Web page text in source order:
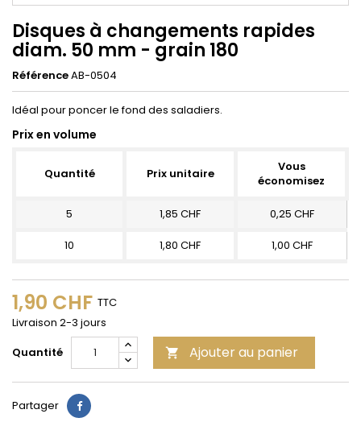
Disques à changements rapides
diam. 50 mm - grain 180
RéférenceAB-0504
Idéal pour poncer le fond des saladiers.
Prix en volume
Quantité Prix unitaire
Vous
économisez
5 1,85 CHF 0,25 CHF
10 1,80 CHF 1,00 CHF
1,90 CHF TTC
Livraison 2-3 jours
Quantité
 Ajouter au panier
Partager Partager